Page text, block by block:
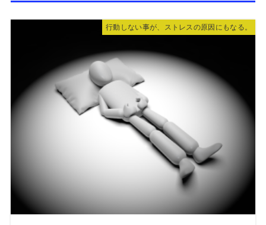
行動しない事が、ストレスの原因にもなる。